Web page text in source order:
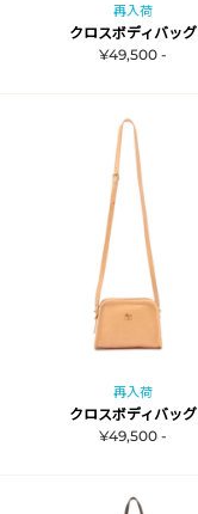
再入荷
クロスボディバッグ
¥49,500 -
再入荷
クロスボディバッグ
¥49,500 -